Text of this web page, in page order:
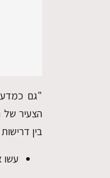
"גם
הצעיר של
בין